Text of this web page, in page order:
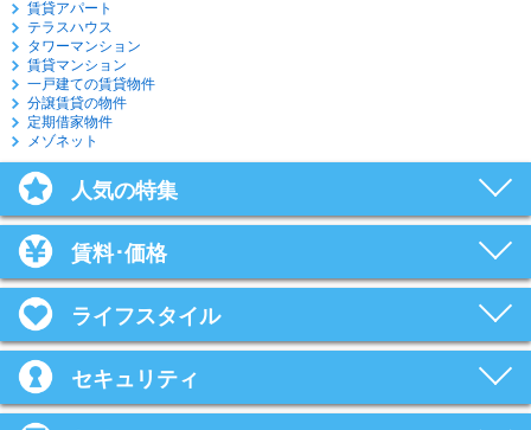
賃貸アパート
テラスハウス
タワーマンション
賃貸マンション
一戸建ての賃貸物件
分譲賃貸の物件
定期借家物件
メゾネット
人気の特集
賃料･価格
ライフスタイル
セキュリティ